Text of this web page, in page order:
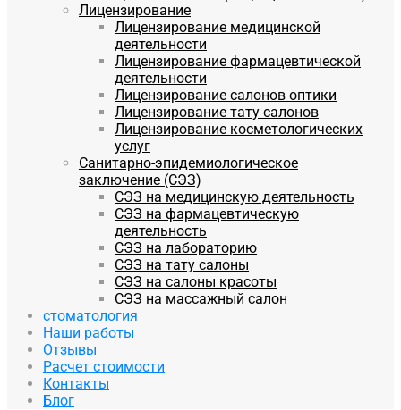
Лицензирование
Лицензирование медицинской
деятельности
Лицензирование фармацевтической
деятельности
Лицензирование салонов оптики
Лицензирование тату салонов
Лицензирование косметологических
услуг
Санитарно-эпидемиологическое
заключение (СЭЗ)
СЭЗ на медицинскую деятельность
СЭЗ на фармацевтическую
деятельность
СЭЗ на лабораторию
СЭЗ на тату салоны
СЭЗ на салоны красоты
СЭЗ на массажный салон
стоматология
Наши работы
Отзывы
Расчет стоимости
Контакты
Блог